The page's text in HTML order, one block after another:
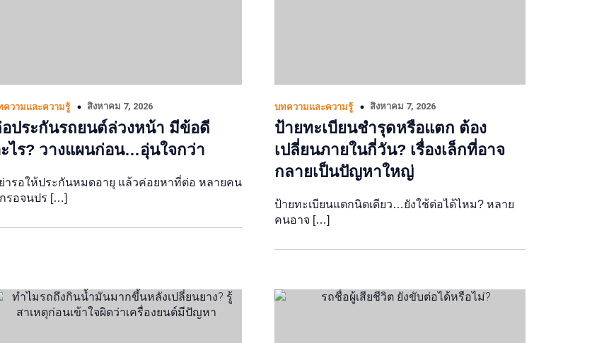
ความและความรู้ สิงหาคม 7, 2026
ประกันรถยนต์ล่วงหน้า มีข้อดี
ไร? วางแผนก่อน…อุ่นใจกว่า
ารอให้ประกันหมดอายุ แล้วค่อยหาที่ต่อ หลายคน
รอจนปร […]
บทความและความรู้ สิงหาคม 7, 2026
ป้ายทะเบียนชำรุดหรือแตก ต้อง
เปลี่ยนภายในกี่วัน? เรื่องเล็กที่อาจ
กลายเป็นปัญหาใหญ่
ป้ายทะเบียนแตกนิดเดียว…ยังใช้ต่อได้ไหม? หลาย
คนอาจ […]